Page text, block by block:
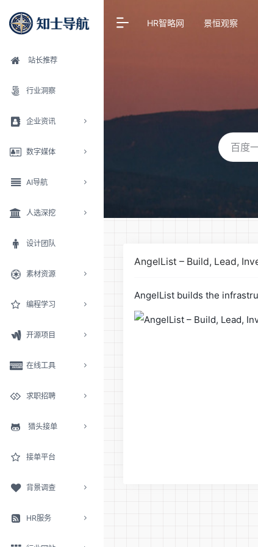
站长推荐
行业洞察
企业资讯
数字媒体
AI导航
人选深挖
设计团队
素材资源
编程学习
开源项目
在线工具
求职招聘
猎头接单
接单平台
背景调查
HR服务
HR智略网 景恒观察
AngelList – Build, Lead,
AngelList builds the